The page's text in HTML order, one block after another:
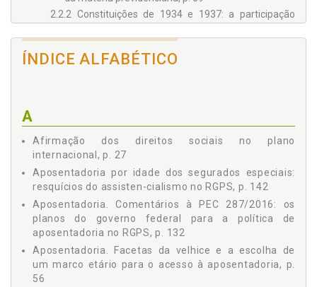
2.2.2 Constituições de 1934 e 1937: a participação
estatal no setor securitário e o refreamento dos
gastos previdenciários, p. 43
2.2.3 Constituição de 1946: a queda do regime de
2.2.5 Constituição de 1988: o lugar da previdência
social enquanto política integrante da seguridade
social, p. 54
2.3 As Facetas da Velhice e a Escolha de Um Marco Etário
Para o Acesso à Aposentadoria, p. 56
3 - O FUNDAMENTO SOLIDÁRIO DO RGPS NO CONTEXTO DO
ENVELHECIMENTO POPULACIONAL: PANORAMA E
DESAFIOS, p. 61
3.1 A Solidariedade Social e o Financiamento do RGPS:
Uma Análise da Dinâmica Contributiva da Previdência
Social, p. 61
ÍNDICE ALFABÉTICO
A
Afirmação dos direitos sociais no plano
internacional, p. 27
Aposentadoria por idade dos segurados especiais:
resquícios do assisten-cialismo no RGPS, p. 142
Aposentadoria. Comentários à PEC 287/2016: os
planos do governo federal para a política de
aposentadoria no RGPS, p. 132
Aposentadoria. Facetas da velhice e a escolha de
um marco etário para o acesso à aposentadoria, p.
56